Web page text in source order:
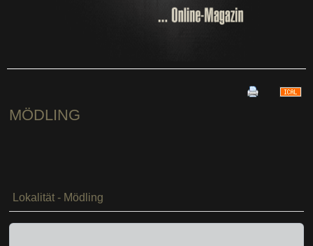
Soziales & Projekte
MÖDLING
Lokalität - Mödling